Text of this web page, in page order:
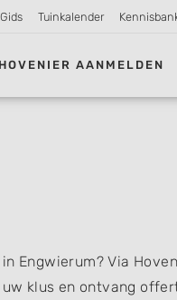
Tuinkalender
HOVENIER AANMELDEN
Engwierum? Via
klus en ontvang